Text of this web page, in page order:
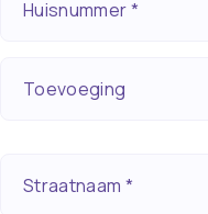
Huisnummer *
Toevoeging
Straatnaam *